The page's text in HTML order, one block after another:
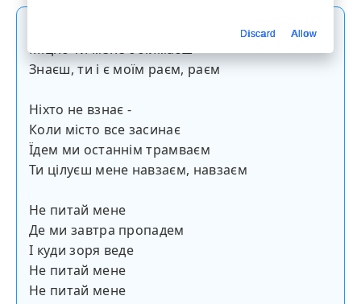
Я уявляю: сонце впало за небокраєм
Міцно ти мене обіймаєш
Знаєш, ти і є моїм раєм, раєм
Ніхто не взнає -
Коли місто все засинає
Їдем ми останнім трамваєм
Ти цілуєш мене навзаєм, навзаєм
Не питай мене
Де ми завтра пропадем
І куди зоря веде
Не питай мене
Не питай мене
Discard Allow